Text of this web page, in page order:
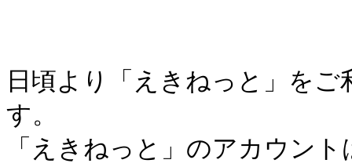
日頃より「えきねっと」を
す。
「えきねっと」のアカウン